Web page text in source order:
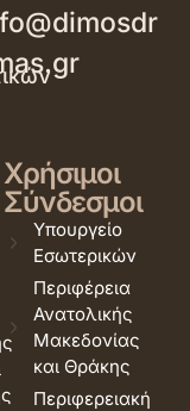
Χρήσιμοι
Σύνδεσμοι
Υπουργείο
Εσωτερικών
Περιφέρεια
Ανατολικής
Μακεδονίας
και Θράκης
Περιφερειακή